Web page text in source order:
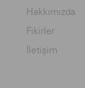
Hakkımızda
Fikirler
İletişim